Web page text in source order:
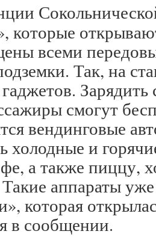
которые
всеми
Так, на
смогут
вендинговые
холодные и
а также пиццу,
аппараты
которая
в сообщении.